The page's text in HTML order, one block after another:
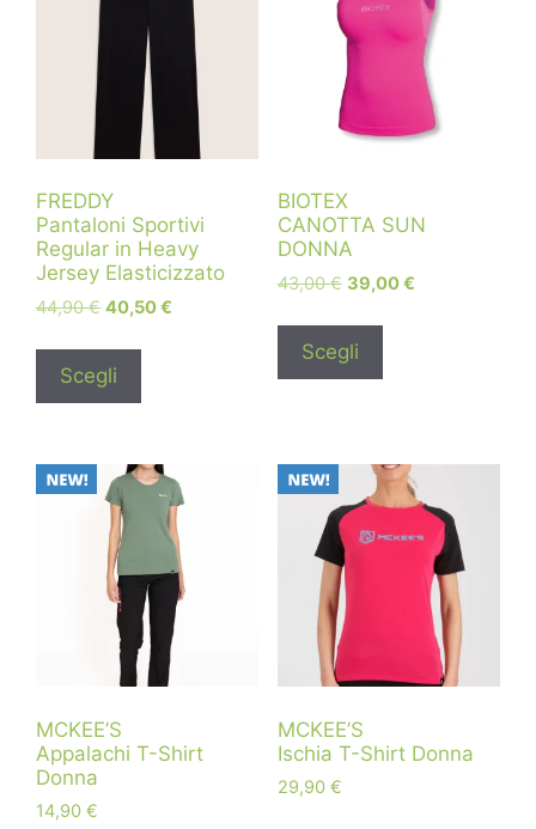
FREDDY
Pantaloni Sportivi
Regular in Heavy
Jersey Elasticizzato
44,90€ 40,50€
Scegli
BIOTEX
CANOTTA SUN
DONNA
43,00€ 39,00€
Scegli
MCKEE’S
Appalachi T-Shirt
Donna
14,90 €
MCKEE’S
Ischia T-Shirt Donna
29,90 €